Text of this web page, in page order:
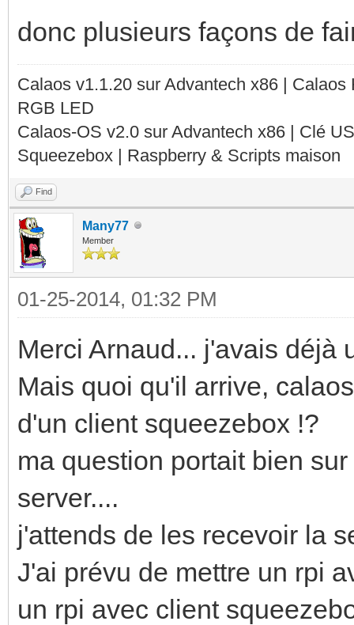
donc plusieurs façons de
Calaos v1.1.20 sur Advantech x86 |
RGB LED
Calaos-OS v2.0 sur Advantech x86 | Clé
Squeezebox | Raspberry & Scripts maison
Find
Many77
Member
01-25-2014, 01:32 PM
Merci Arnaud... j'avais déjà
Mais quoi qu'il arrive,
d'un client squeezebox !?
ma question portait bien
server....
j'attends de les recevoir la
J'ai prévu de mettre un rpi
un rpi avec client